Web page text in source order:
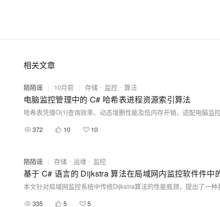
相关文章
陌陌谣 | 10月前 | 存储 监控 算法
电脑监控管理中的 C# 哈希表进程资源索引算法
372 10 10
陌陌谣 | 存储 运维 监控
基于 C# 语言的 Dijkstra 算法在局域网内监控软件件中
335 5 5